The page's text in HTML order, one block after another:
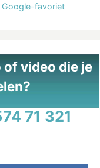
Google-favoriet
of video die je
71 321